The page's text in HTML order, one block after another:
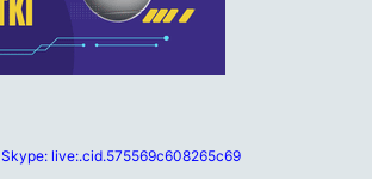
Skype: live:.cid.575569c608265c69